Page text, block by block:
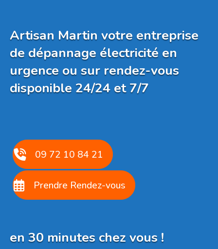
Artisan Martin votre entreprise
de dépannage électricité en
urgence ou sur rendez-vous
disponible 24/24 et 7/7
09 72 10 84 21
Prendre Rendez-vous
en 30 minutes chez vous !